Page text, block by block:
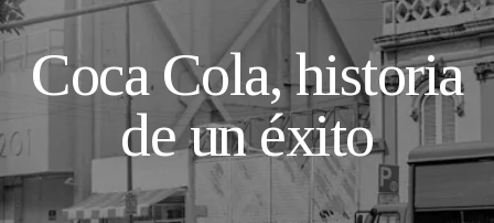
Coca Cola, historia
de un éxito